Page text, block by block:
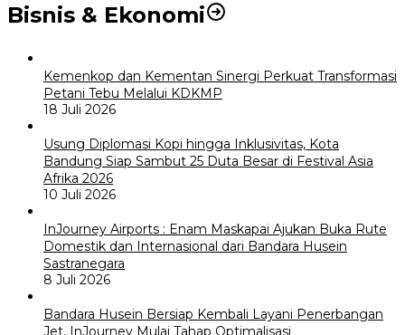
Bisnis & Ekonomi
Kemenkop dan Kementan Sinergi Perkuat Transformasi
Petani Tebu Melalui KDKMP
18 Juli 2026
Usung Diplomasi Kopi hingga Inklusivitas, Kota
Bandung Siap Sambut 25 Duta Besar di Festival Asia
Afrika 2026
10 Juli 2026
InJourney Airports : Enam Maskapai Ajukan Buka Rute
Domestik dan Internasional dari Bandara Husein
Sastranegara
8 Juli 2026
Bandara Husein Bersiap Kembali Layani Penerbangan
Jet, InJourney Mulai Tahap Optimalisasi